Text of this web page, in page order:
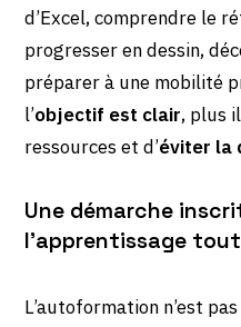
d’Excel, comprendre le
progresser en dessin,
préparer à une mobilité
l’objectif est clair, plus
ressources et d’éviter la
Une démarche
l’apprentissage
L’autoformation n’est